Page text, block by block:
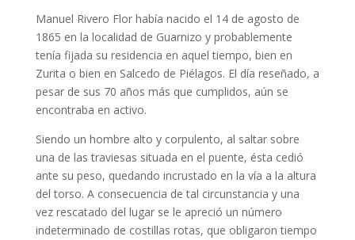
Manuel Rivero Flor había nacido el 14 de agosto de
1865 en la localidad de Guarnizo y probablemente
tenía fijada su residencia en aquel tiempo, bien en
Zurita o bien en Salcedo de Piélagos. El día reseñado, a
pesar de sus 70 años más que cumplidos, aún se
encontraba en activo.
Siendo un hombre alto y corpulento, al saltar sobre
una de las traviesas situada en el puente, ésta cedió
ante su peso, quedando incrustado en la vía a la altura
del torso. A consecuencia de tal circunstancia y una
vez rescatado del lugar se le apreció un número
indeterminado de costillas rotas, que obligaron tiempo